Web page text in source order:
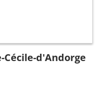
Cécile-d'Andorge